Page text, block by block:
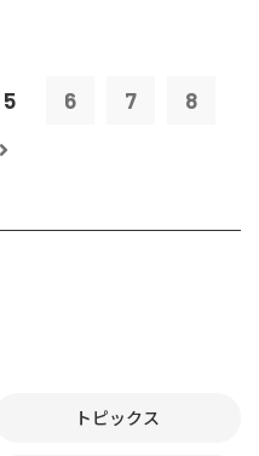
5 6 7 8
トピックス